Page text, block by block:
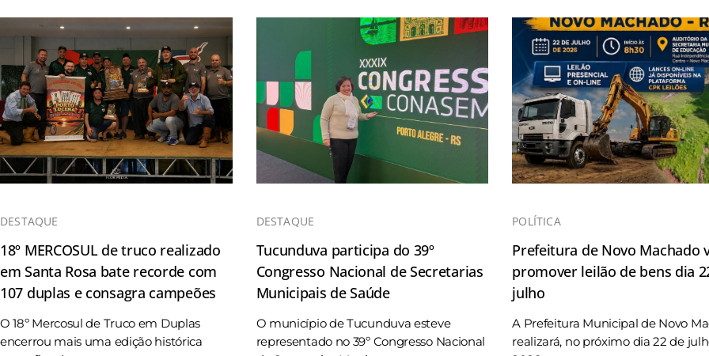
DESTAQUE
18º MERCOSUL de truco realizado
em Santa Rosa bate recorde com
107 duplas e consagra campeões
O 18º Mercosul de Truco em Duplas
encerrou mais uma edição histórica
DESTAQUE
Tucunduva participa do 39º
Congresso Nacional de Secretarias
Municipais de Saúde
O município de Tucunduva esteve
representado no 39º Congresso Nacional
POLÍTICA
Prefeitura de Novo Machado
promover leilão de bens dia
julho
A Prefeitura Municipal de Novo
realizará, no próximo dia 22 de